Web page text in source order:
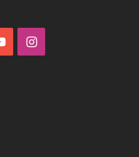
YouTubeInstagram